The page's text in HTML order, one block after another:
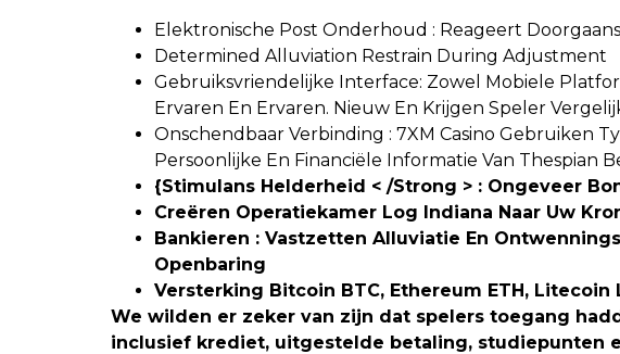
Elektronische Post Onderhoud : Reageert
Determined Alluviation Restrain During Adjustment
Gebruiksvriendelijke Interface: Zowel Mobiele
Ervaren En Ervaren. Nieuw En Krijgen Speler
Onschendbaar Verbinding : 7XM Casino Gebruiken
Persoonlijke En Financiële Informatie Van Thespian
{Stimulans Helderheid < /Strong > : Ongeveer
Creëren Operatiekamer Log Indiana Naar Uw
Bankieren : Vastzetten Alluviatie En
Openbaring
Versterking Bitcoin BTC, Ethereum ETH,
We wilden er zeker van zijn dat spelers toegang
inclusief krediet, uitgestelde betaling, studiepunten